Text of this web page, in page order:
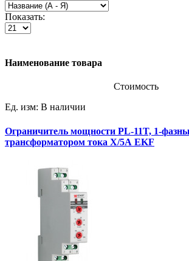
Показать:
Наименование товара
Стоимость
Ед. изм: В наличии
Ограничитель мощности PL-11T, 1-
трансформатором тока X/5А EKF